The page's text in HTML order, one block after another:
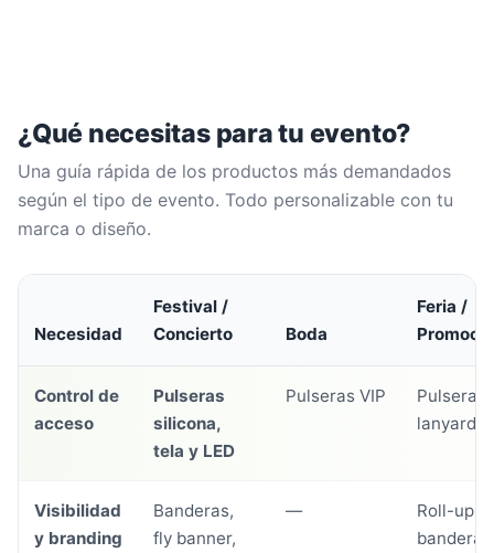
¿Qué necesitas para tu evento?
Una guía rápida de los productos más demandados
según el tipo de evento. Todo personalizable con tu
marca o diseño.
Necesidad
Festival /
Concierto
Boda
Feria /
Control de
acceso
Pulseras
silicona,
tela y LED
Pulseras VIP
Pulseras
lanyards
Visibilidad
y branding
Banderas,
fly banner,
—
Roll-up,